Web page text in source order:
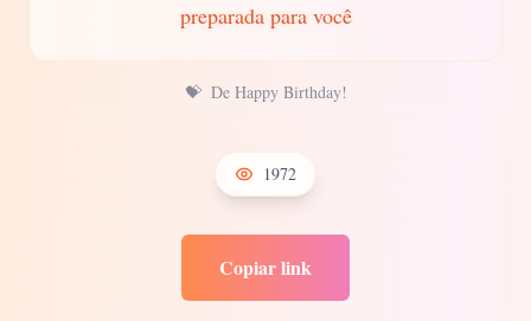
preparada para você
💝 De Happy Birthday!
1972
Copiar link